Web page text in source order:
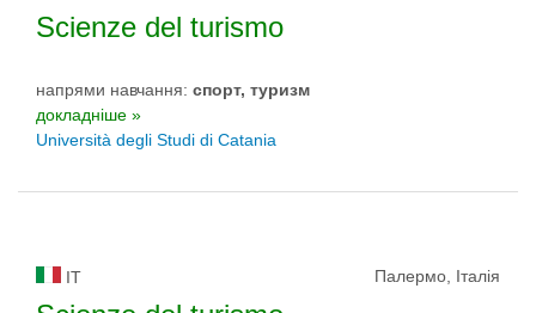
Scienze del turismo
напрями навчання: спорт, туризм
докладніше »
Università degli Studi di Catania
IT Палермо, Італія